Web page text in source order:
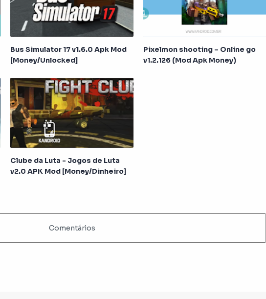
Bus Simulator 17 v1.6.0 Apk Mod
[Money/Unlocked]
Pixelmon shooting – Online go
v1.2.126 (Mod Apk Money)
Clube da Luta - Jogos de Luta
v2.0 APK Mod [Money/Dinheiro]